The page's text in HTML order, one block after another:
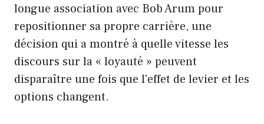
longue association avec Bob Arum pour
repositionner sa propre carrière, une
décision qui a montré à quelle vitesse les
discours sur la « loyauté » peuvent
disparaître une fois que l'effet de levier et les
options changent.